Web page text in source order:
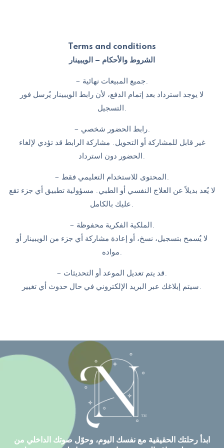
Terms and conditions
الشروط والأحكام – الويبينار
– جميع المبيعات نهائية.
لا يوجد استرداد بعد إتمام الدفع، لأن رابط الويبينار يُرسل فور
التسجيل.
– رابط الحضور شخصي.
غير قابل للمشاركة أو التحويل. مشاركة الرابط قد تؤدي لإلغاء
الحضور دون استرداد.
– المحتوى للاستخدام التعليمي فقط.
لا يُعد بديلاً عن العلاج النفسي أو الطبي. مسؤولية تطبيق أي جزء تقع
عليك بالكامل.
– الملكية الفكرية محفوظة.
لا يُسمح بتسجيل، نسخ، أو إعادة مشاركة أي جزء من الويبينار أو
مواده.
– قد يتم تعديل الموعد أو التحديثات.
سيتم إبلاغك عبر البريد الإلكتروني في حال حدوث أي تغيير.
ابدأ رحلتك الحقيقية مع نفسك اليوم، وحوّل صوتك الداخلي من